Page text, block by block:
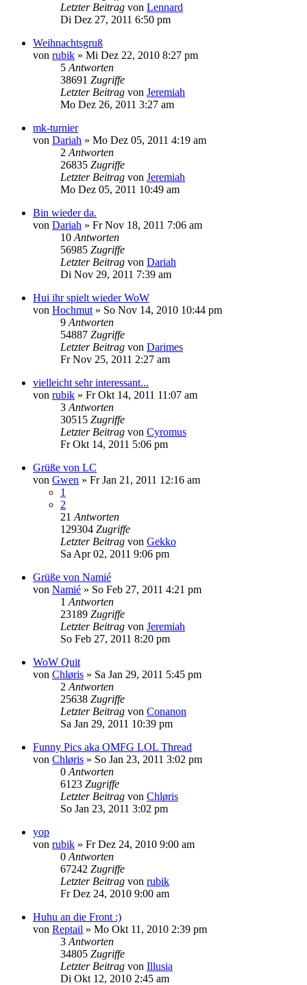
Letzter Beitrag von Lennard
Di Dez 27, 2011 6:50 pm
Weihnachtsgruß
von rubik » Mi Dez 22, 2010 8:27 pm
5 Antworten
38691 Zugriffe
Letzter Beitrag von Jeremiah
Mo Dez 26, 2011 3:27 am
mk-turnier
von Dariah » Mo Dez 05, 2011 4:19 am
2 Antworten
26835 Zugriffe
Letzter Beitrag von Jeremiah
Mo Dez 05, 2011 10:49 am
Bin wieder da.
von Dariah » Fr Nov 18, 2011 7:06 am
10 Antworten
56985 Zugriffe
Letzter Beitrag von Dariah
Di Nov 29, 2011 7:39 am
Hui ihr spielt wieder WoW
von Hochmut » So Nov 14, 2010 10:44 pm
9 Antworten
54887 Zugriffe
Letzter Beitrag von Darimes
Fr Nov 25, 2011 2:27 am
vielleicht sehr interessant...
von rubik » Fr Okt 14, 2011 11:07 am
3 Antworten
30515 Zugriffe
Letzter Beitrag von Cyromus
Fr Okt 14, 2011 5:06 pm
Grüße von LC
von Gwen » Fr Jan 21, 2011 12:16 am
1
2
21 Antworten
129304 Zugriffe
Letzter Beitrag von Gekko
Sa Apr 02, 2011 9:06 pm
Grüße von Namié
von Namié » So Feb 27, 2011 4:21 pm
1 Antworten
23189 Zugriffe
Letzter Beitrag von Jeremiah
So Feb 27, 2011 8:20 pm
WoW Quit
von Chløris » Sa Jan 29, 2011 5:45 pm
2 Antworten
25638 Zugriffe
Letzter Beitrag von Conanon
Sa Jan 29, 2011 10:39 pm
Funny Pics aka OMFG LOL Thread
von Chløris » So Jan 23, 2011 3:02 pm
0 Antworten
6123 Zugriffe
Letzter Beitrag von Chløris
So Jan 23, 2011 3:02 pm
yop
von rubik » Fr Dez 24, 2010 9:00 am
0 Antworten
67242 Zugriffe
Letzter Beitrag von rubik
Fr Dez 24, 2010 9:00 am
Huhu an die Front :)
von Reptail » Mo Okt 11, 2010 2:39 pm
3 Antworten
34805 Zugriffe
Letzter Beitrag von Illusia
Di Okt 12, 2010 2:45 am